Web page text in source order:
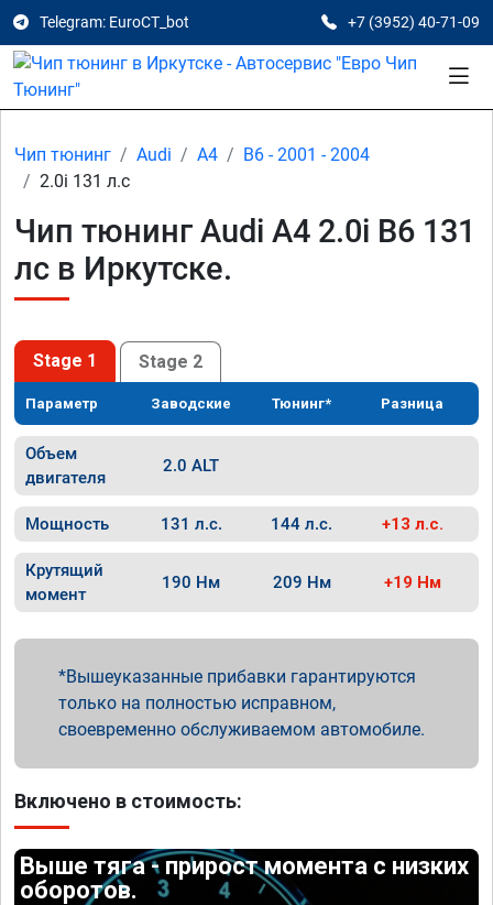
Telegram: EuroCT_bot +7 (3952) 40-71-09
Чип тюнинг Audi A4
B6 - 2001 - 2004
2.0i 131 л.с
Чип тюнинг Audi A4 2.0i B6 131
лс в Иркутске.
Stage 1 Stage 2
Параметр Заводские Тюнинг* Разница
Объем
двигателя
2.0 ALT
Мощность 131 л.с. 144 л.с. +13 л.с.
Крутящий
момент
190 Нм 209 Нм +19 Нм
Вышеуказанные прибавки гарантируются
только на полностью исправном,
своевременно обслуживаемом автомобиле.
Включено в стоимость:
Выше тяга - прирост момента с низких
оборотов.